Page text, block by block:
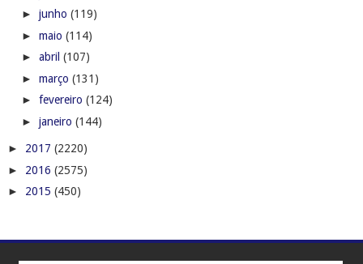
► junho (119)
► maio (114)
► abril (107)
► março (131)
► fevereiro (124)
► janeiro (144)
► 2017 (2220)
► 2016 (2575)
► 2015 (450)